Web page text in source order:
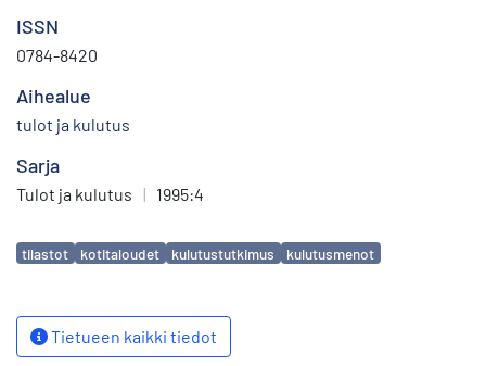
ISSN
0784-8420
Aihealue
tulot ja kulutus
Sarja
Tulot ja kulutus | 1995:4
Avainsanat
tilastot kotitaloudet kulutustutkimus kulutusmenot
Tietueen kaikki tiedot